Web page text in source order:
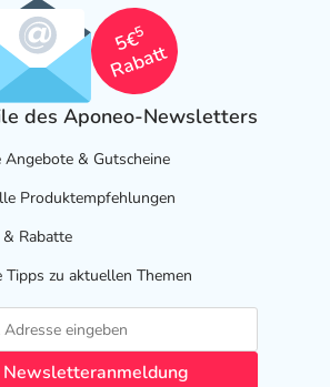
5€
5
Rabatt
des Aponeo-Newsletters
Angebote & Gutscheine
Produktempfehlungen
Rabatte
Tipps zu aktuellen Themen
Newsletteranmeldung